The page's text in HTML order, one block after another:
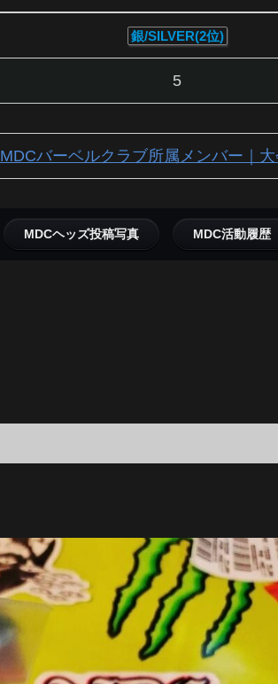
銀/SILVER(2位)
5
MDCバーベルクラブ所属メンバー｜
MDCヘッズ投稿写真 MDC活動履歴